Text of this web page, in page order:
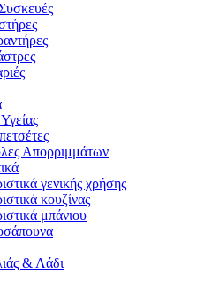
Απορριμμάτων
γενικής χρήσης
κουζίνας
μπάνιου
& Λάδι